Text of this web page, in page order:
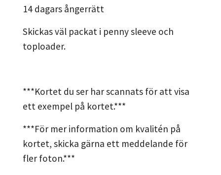
14 dagars ångerrätt
Skickas väl packat i penny sleeve och
toploader.
***Kortet du ser har scannats för att visa
ett exempel på kortet.***
***För mer information om kvalitén på
kortet, skicka gärna ett meddelande för
fler foton.***